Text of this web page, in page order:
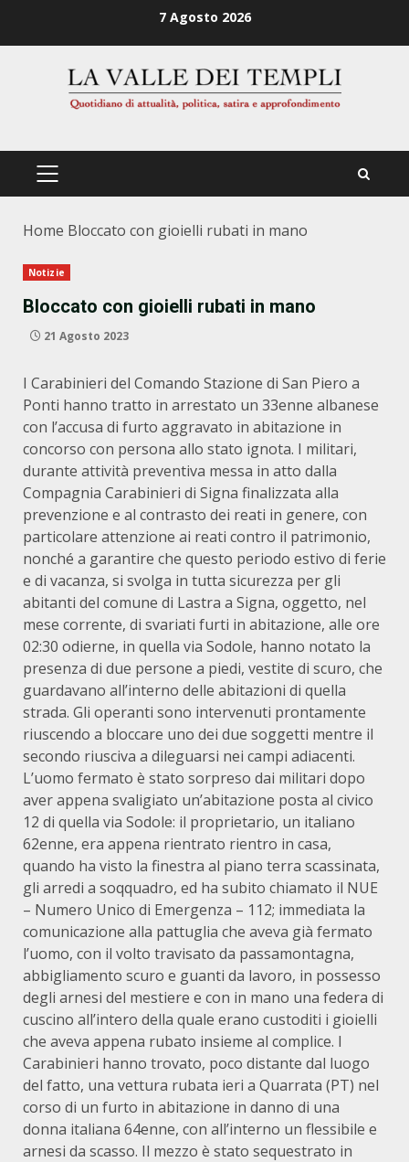
7 Agosto 2026
PRIMÄRES
Home Bloccato con gioielli rubati in mano
Notizie
Bloccato con gioielli rubati in mano
21 Agosto 2023
I Carabinieri del Comando Stazione di San Piero a
Ponti hanno tratto in arrestato un 33enne albanese
con l’accusa di furto aggravato in abitazione in
concorso con persona allo stato ignota. I militari,
durante attività preventiva messa in atto dalla
Compagnia Carabinieri di Signa finalizzata alla
prevenzione e al contrasto dei reati in genere, con
particolare attenzione ai reati contro il patrimonio,
nonché a garantire che questo periodo estivo di ferie
e di vacanza, si svolga in tutta sicurezza per gli
abitanti del comune di Lastra a Signa, oggetto, nel
mese corrente, di svariati furti in abitazione, alle ore
02:30 odierne, in quella via Sodole, hanno notato la
presenza di due persone a piedi, vestite di scuro, che
guardavano all’interno delle abitazioni di quella
strada. Gli operanti sono intervenuti prontamente
riuscendo a bloccare uno dei due soggetti mentre il
secondo riusciva a dileguarsi nei campi adiacenti.
L’uomo fermato è stato sorpreso dai militari dopo
aver appena svaligiato un’abitazione posta al civico
12 di quella via Sodole: il proprietario, un italiano
62enne, era appena rientrato rientro in casa,
quando ha visto la finestra al piano terra scassinata,
gli arredi a soqquadro, ed ha subito chiamato il NUE
– Numero Unico di Emergenza – 112; immediata la
comunicazione alla pattuglia che aveva già fermato
l’uomo, con il volto travisato da passamontagna,
abbigliamento scuro e guanti da lavoro, in possesso
degli arnesi del mestiere e con in mano una federa di
cuscino all’intero della quale erano custoditi i gioielli
che aveva appena rubato insieme al complice. I
Carabinieri hanno trovato, poco distante dal luogo
del fatto, una vettura rubata ieri a Quarrata (PT) nel
corso di un furto in abitazione in danno di una
donna italiana 64enne, con all’interno un flessibile e
arnesi da scasso. Il mezzo è stato sequestrato in